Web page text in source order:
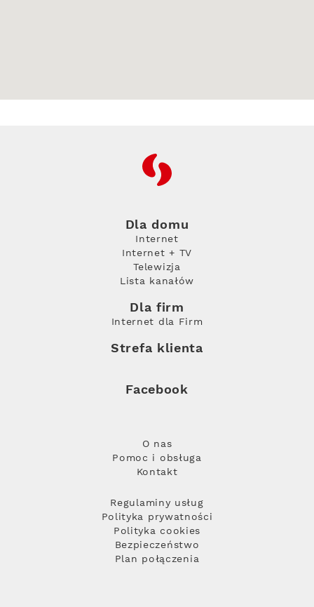
RFC
Dla domu
Internet
Internet + TV
Telewizja
Lista kanałów
Dla firm
Internet dla Firm
Strefa klienta
Facebook
O nas
Pomoc i obsługa
Kontakt
Regulaminy usług
Polityka prywatności
Polityka cookies
Bezpieczeństwo
Plan połączenia